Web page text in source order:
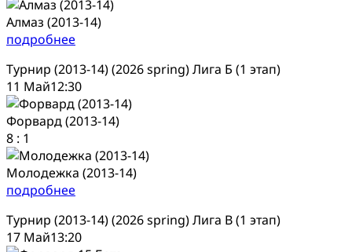
Алмаз (2013-14)
подробнее
Турнир (2013-14) (2026 spring) Лига Б (1 этап)
11 Май12:30
Форвард (2013-14)
8 : 1
Молодежка (2013-14)
подробнее
Турнир (2013-14) (2026 spring) Лига В (1 этап)
17 Май13:20